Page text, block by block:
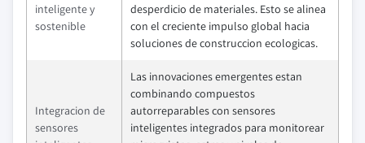
inteligente y
sostenible
desperdicio de materiales. Esto se alinea
con el creciente impulso global hacia
soluciones de construccion ecologicas.
Integracion de
sensores
Las innovaciones emergentes estan
combinando compuestos
autorreparables con sensores
inteligentes integrados para monitorear